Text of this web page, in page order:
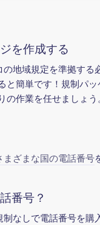
を作成する
地域規定を準拠する
と簡単です！規制パ
の作業を任せましょう。
まざまな国の電話番号
番号？
制なしで電話番号を購